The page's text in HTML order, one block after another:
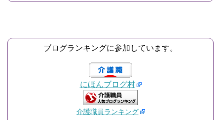
ブログランキングに参加しています。
にほんブログ村
介護職員ランキング